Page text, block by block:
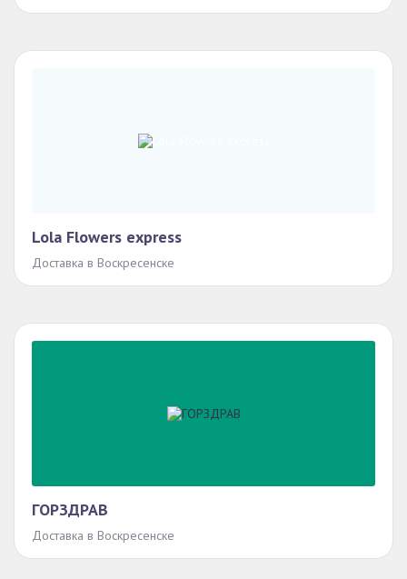
Lola Flowers express
Доставка в Воскресенске
ГОРЗДРАВ
Доставка в Воскресенске